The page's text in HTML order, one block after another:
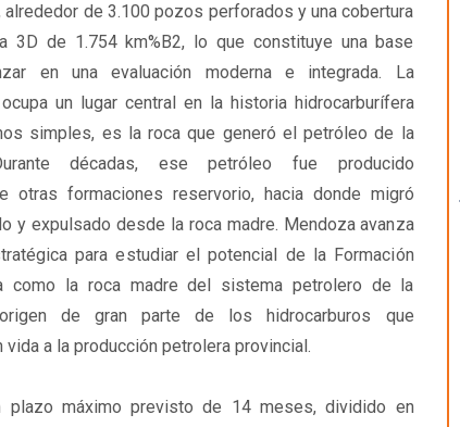
de 3.100 pozos perforados y una cobertura
3D de 1.754 km%B2, lo que constituye una base
en una evaluación moderna e integrada. La
un lugar central en la historia hidrocarburífera
simples, es la roca que generó el petróleo de la
décadas, ese petróleo fue producido
otras formaciones reservorio, hacia donde migró
y expulsado desde la roca madre. Mendoza avanza
para estudiar el potencial de la Formación
como la roca madre del sistema petrolero de la
de gran parte de los hidrocarburos que
a la producción petrolera provincial.
plazo máximo previsto de 14 meses, dividido en